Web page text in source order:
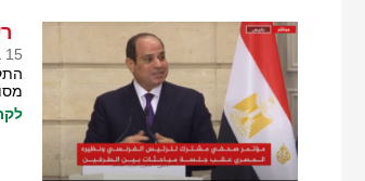
15 ב ספטמבר 2025